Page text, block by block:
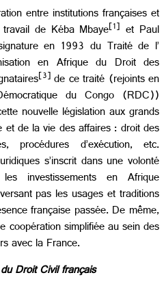
entre institutions françaises et
de Kéba Mbaye[1] et Paul
en 1993 du Traité de l’
en Afrique du Droit des
[3]de ce traité (rejoints en
du Congo (RDC))
nouvelle législation aux grands
de la vie des affaires : droit des
procédures d’exécution, etc.
s’inscrit dans une volonté
investissements en Afrique
pas les usages et traditions
française passée. De même,
coopération simplifiée au sein des
avec la France.
Droit Civil français